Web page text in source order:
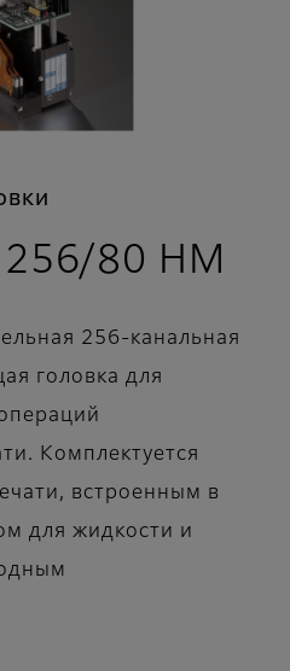
256/80 HM
256-канальная
головка для
Комплектуется
встроенным в
для жидкости и